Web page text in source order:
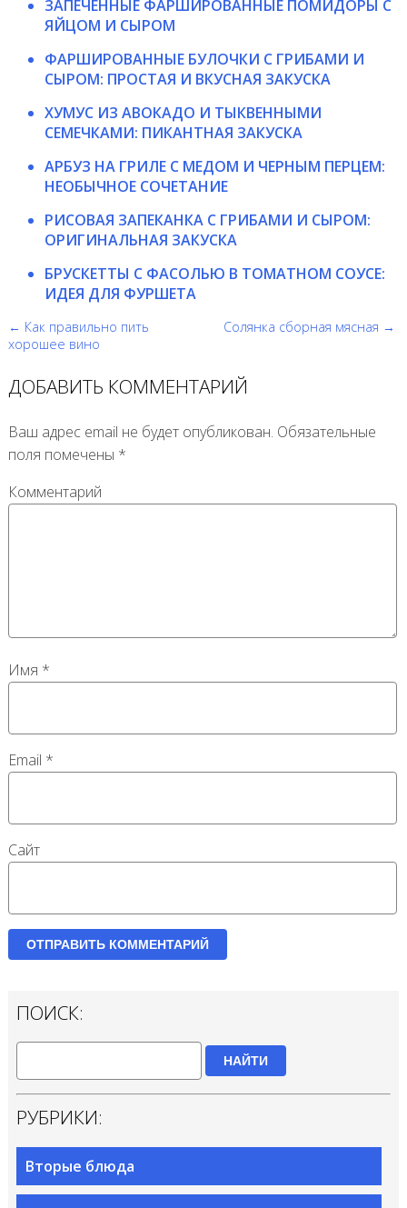
ЗАПЕЧЕННЫЕ ФАРШИРОВАННЫЕ ПОМИДОРЫ С
ЯЙЦОМ И СЫРОМ
ФАРШИРОВАННЫЕ БУЛОЧКИ С ГРИБАМИ И
СЫРОМ: ПРОСТАЯ И ВКУСНАЯ ЗАКУСКА
ХУМУС ИЗ АВОКАДО И ТЫКВЕННЫМИ
СЕМЕЧКАМИ: ПИКАНТНАЯ ЗАКУСКА
АРБУЗ НА ГРИЛЕ С МЕДОМ И ЧЕРНЫМ ПЕРЦЕМ:
НЕОБЫЧНОЕ СОЧЕТАНИЕ
РИСОВАЯ ЗАПЕКАНКА С ГРИБАМИ И СЫРОМ:
ОРИГИНАЛЬНАЯ ЗАКУСКА
БРУСКЕТТЫ С ФАСОЛЬЮ В ТОМАТНОМ СОУСЕ:
ИДЕЯ ДЛЯ ФУРШЕТА
← Как правильно пить
хорошее вино
Солянка сборная мясная →
ДОБАВИТЬ КОММЕНТАРИЙ
Ваш адрес email не будет опубликован. Обязательные
поля помечены *
Комментарий
Имя *
Email *
Сайт
ПОИСК:
НАЙТИ
РУБРИКИ:
Вторые блюда